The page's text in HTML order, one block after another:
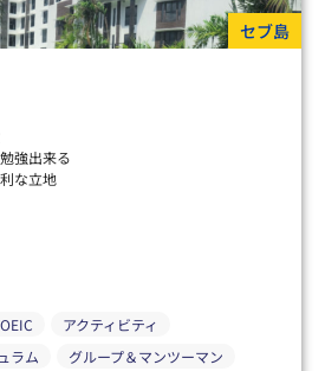
セブ島
強出来る
な立地
アクティビティ
ラム
グループ＆マンツーマン